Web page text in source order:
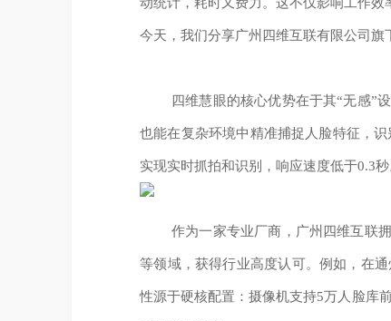
今天，我们分享广州四维互联有限公司旗
四维慧眼的核心优势在于其“无感”
也能在复杂环境中精准捕捉人脸特征，
实现实时抓拍和识别，响应速度低于0.3
作为一家专业厂商，广州四维互联
等领域，获得行业高度认可。例如，在
性源于硬核配置：摄像机支持5万人脸库